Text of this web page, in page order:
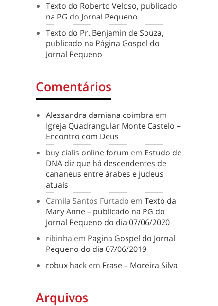
Texto do Roberto Veloso, publicado
na PG do Jornal Pequeno
Texto do Pr. Benjamin de Souza,
publicado na Página Gospel do
Jornal Pequeno
Comentários
Alessandra damiana coimbra em
Igreja Quadrangular Monte Castelo –
Encontro com Deus
buy cialis online forum em Estudo de
DNA diz que há descendentes de
cananeus entre árabes e judeus
atuais
Camila Santos Furtado em Texto da
Mary Anne – publicado na PG do
Jornal Pequeno do dia 07/06/2020
ribinha em Pagina Gospel do Jornal
Pequeno do dia 07/06/2019
robux hack em Frase – Moreira Silva
Arquivos